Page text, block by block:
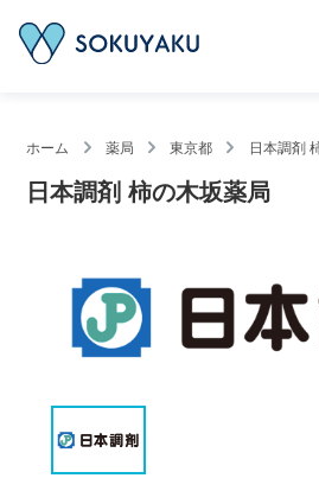
ホーム 薬局 東京都 日本調剤
日本調剤 柿の木坂薬局